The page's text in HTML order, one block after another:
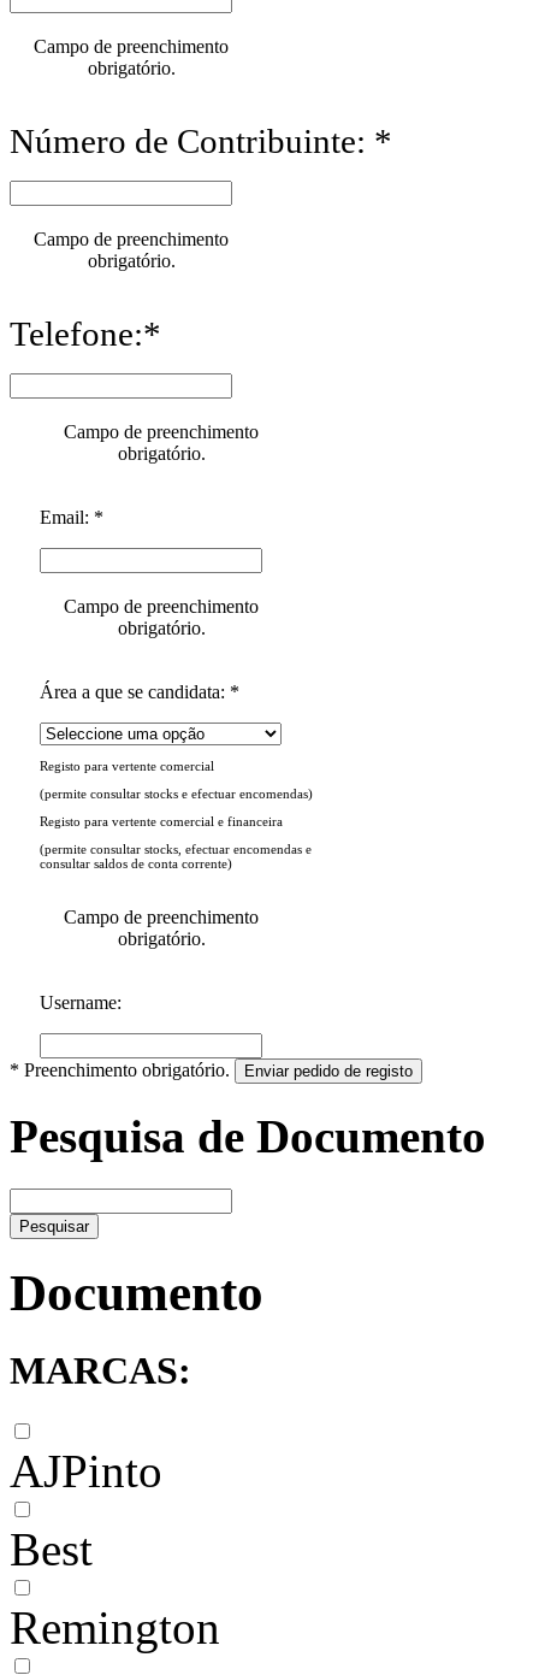
Campo de preenchimento
obrigatório.
Número de Contribuinte: *
Campo de preenchimento
obrigatório.
Telefone:*
Campo de preenchimento
obrigatório.
Email: *
Campo de preenchimento
obrigatório.
Área a que se candidata: *
Registo para vertente comercial
(permite consultar stocks e efectuar encomendas)
Registo para vertente comercial e financeira
(permite consultar stocks, efectuar encomendas e
consultar saldos de conta corrente)
Campo de preenchimento
obrigatório.
Username:
* Preenchimento obrigatório. Enviar pedido de registo
Pesquisa de Documento
Pesquisar
Documento
MARCAS:
AJPinto
Best
Remington